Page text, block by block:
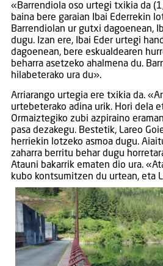
«Barrendiola oso urtegi txikia da
baina bere garaian Ibai Ederrekin
Barrendiolan ur gutxi dagoenean,
dugu. Izan ere, Ibai Eder urtegi
dagoenean, bere eskualdearen
beharra asetzeko ahalmena du.
hilabeterako ura du».
Arriarango urtegia ere txikia da.
urtebeterako adina urik. Hori dela
Ormaiztegiko zubi azpiraino
pasa dezakegu. Bestetik, Lareo
herriekin lotzeko asmoa dugu.
zaharra berritu behar dugu
Atauni bakarrik ematen dio ura.
kubo kontsumitzen du urtean, eta